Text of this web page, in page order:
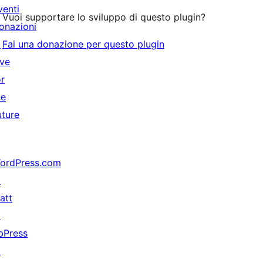
Vuoi supportare lo sviluppo di questo plugin?
Fai una donazione per questo plugin